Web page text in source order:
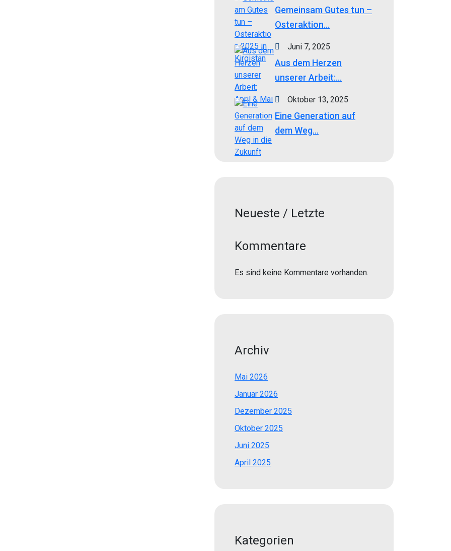
Gemeinsam Gutes tun –
Osteraktion...
Juni 7, 2025
Aus dem Herzen
unserer Arbeit:...
Oktober 13, 2025
Eine Generation auf
dem Weg...
Neueste / Letzte
Kommentare
Es sind keine Kommentare vorhanden.
Archiv
Mai 2026
Januar 2026
Dezember 2025
Oktober 2025
Juni 2025
April 2025
Kategorien